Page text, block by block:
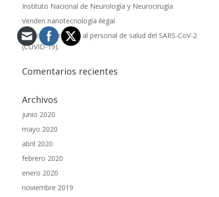
Instituto Nacional de Neurología y Neurocirugía
Venden nanotecnología ilegal
#Opinión: Impacto al personal de salud del SARS-CoV-2
(COVID-19).
Comentarios recientes
Archivos
junio 2020
mayo 2020
abril 2020
febrero 2020
enero 2020
noviembre 2019